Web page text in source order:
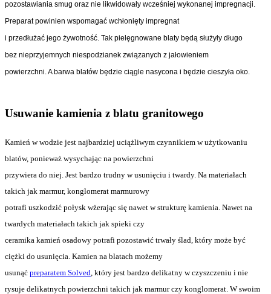
pozostawiania smug oraz nie likwidowały wcześniej wykonanej impregnacji.
Preparat powinien wspomagać wchłonięty impregnat
i przedłużać jego żywotność. Tak pielęgnowane blaty będą służyły długo
bez nieprzyjemnych niespodzianek związanych z jałowieniem
powierzchni. A barwa blatów będzie ciągle nasycona i będzie cieszyła oko.
Usuwanie kamienia z blatu granitowego
Kamień w wodzie jest najbardziej uciążliwym czynnikiem w użytkowaniu
blatów, ponieważ wysychając na powierzchni
przywiera do niej. Jest bardzo trudny w usunięciu i twardy. Na materiałach
takich jak marmur, konglomerat marmurowy
potrafi uszkodzić połysk wżerając się nawet w strukturę kamienia. Nawet na
twardych materiałach takich jak spieki czy
ceramika kamień osadowy potrafi pozostawić trwały ślad, który może być
ciężki do usunięcia. Kamien na blatach możemy
usunąć preparatem Solved , który jest bardzo delikatny w czyszczeniu i nie
rysuje delikatnych powierzchni takich jak marmur czy konglomerat. W swoim